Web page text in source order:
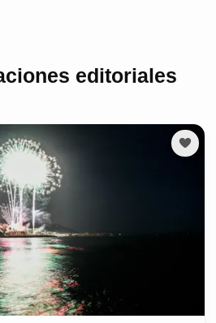
editoriales